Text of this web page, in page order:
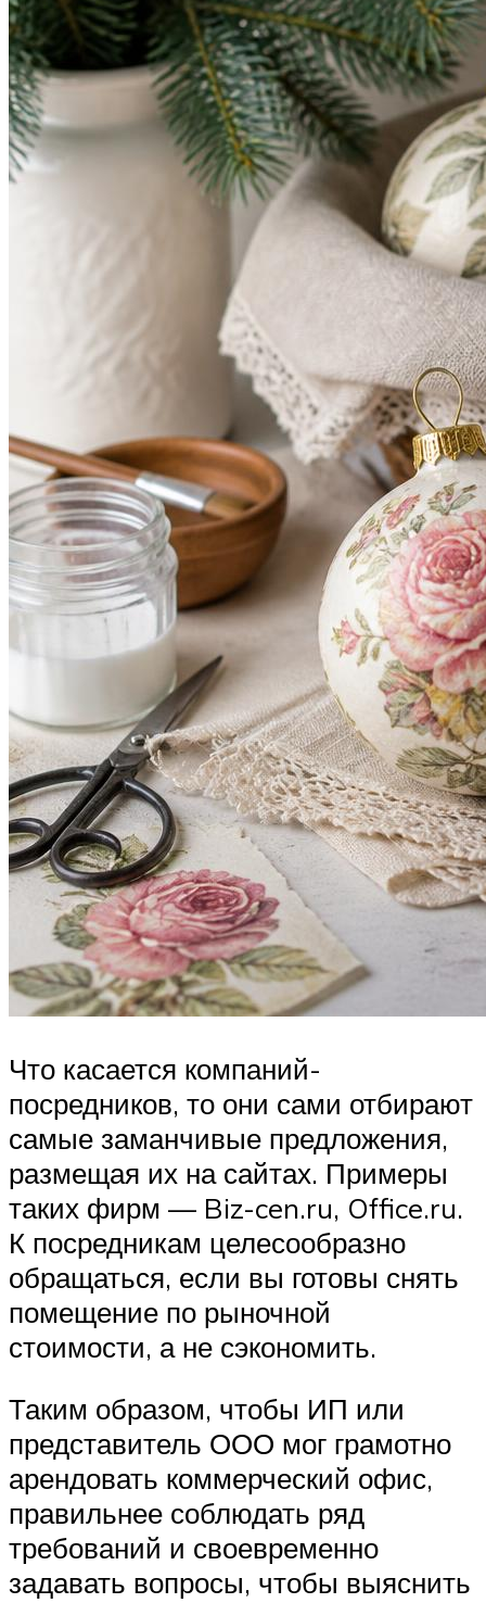
Что касается компаний-
посредников, то они сами отбирают
самые заманчивые предложения,
размещая их на сайтах. Примеры
таких фирм — Biz-cen.ru, Office.ru.
К посредникам целесообразно
обращаться, если вы готовы снять
помещение по рыночной
стоимости, а не сэкономить.
Таким образом, чтобы ИП или
представитель ООО мог грамотно
арендовать коммерческий офис,
правильнее соблюдать ряд
требований и своевременно
задавать вопросы, чтобы выяснить